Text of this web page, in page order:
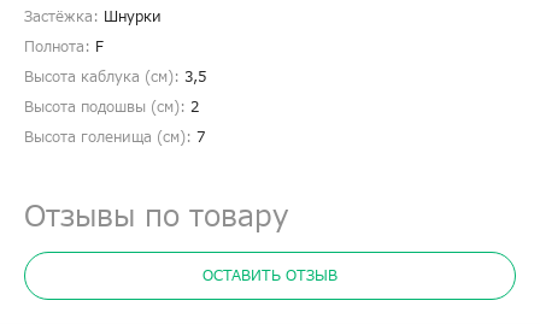
Застёжка: Шнурки
Полнота: F
Высота каблука (см): 3,5
Высота подошвы (см): 2
Высота голенища (cм): 7
Отзывы по товару
ОСТАВИТЬ ОТЗЫВ